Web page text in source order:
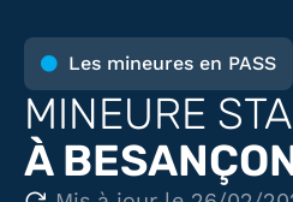
Les mineures en PASS
MINEURE
À